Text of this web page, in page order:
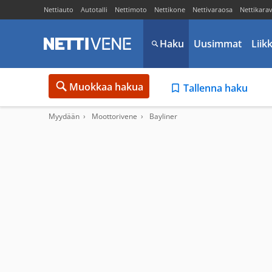
Nettiauto Autotalli Nettimoto Nettikone Nettivaraosa
Haku Uusimmat
Muokkaa hakua Tallenna haku
Myydään Moottorivene Bayliner